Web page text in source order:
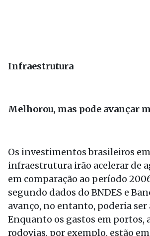
Infraestrutura
Melhorou, mas pode avançar
Os investimentos brasileiros em
infraestrutura irão acelerar de
em comparação ao período
segundo dados do BNDES e
avanço, no entanto, poderia ser
Enquanto os gastos em portos,
rodovias, por exemplo, estão em